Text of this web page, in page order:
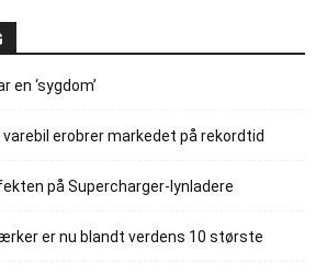
en ‘sygdom’
erobrer markedet på rekordtid
på Supercharger-lynladere
er nu blandt verdens 10 største